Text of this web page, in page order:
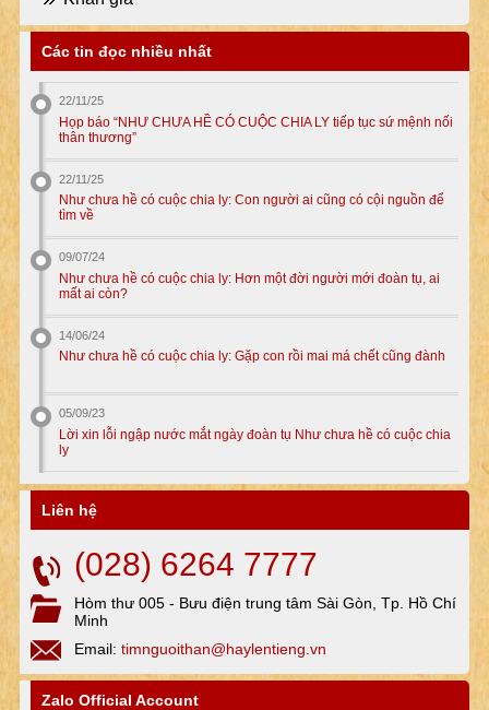
Các tin đọc nhiều nhất
22/11/25
Họp báo “NHƯ CHƯA HỀ CÓ CUỘC CHIA LY tiếp tục sứ mệnh nối
thân thương”
22/11/25
Như chưa hề có cuộc chia ly: Con người ai cũng có cội nguồn để
tìm về
09/07/24
Như chưa hề có cuộc chia ly: Hơn một đời người mới đoàn tụ, ai
mất ai còn?
14/06/24
Như chưa hề có cuộc chia ly: Gặp con rồi mai má chết cũng đành
05/09/23
Lời xin lỗi ngập nước mắt ngày đoàn tụ Như chưa hề có cuộc chia
ly
Liên hệ
(028) 6264 7777
Hòm thư 005 - Bưu điện trung tâm Sài Gòn, Tp. Hồ Chí
Minh
Email: timnguoithan@haylentieng.vn
Zalo Official Account